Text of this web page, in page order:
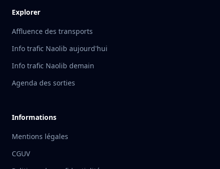
Explorer
Affluence des transports
Info trafic Naolib aujourd'hui
Info trafic Naolib demain
Agenda des sorties
Informations
Mentions légales
CGUV